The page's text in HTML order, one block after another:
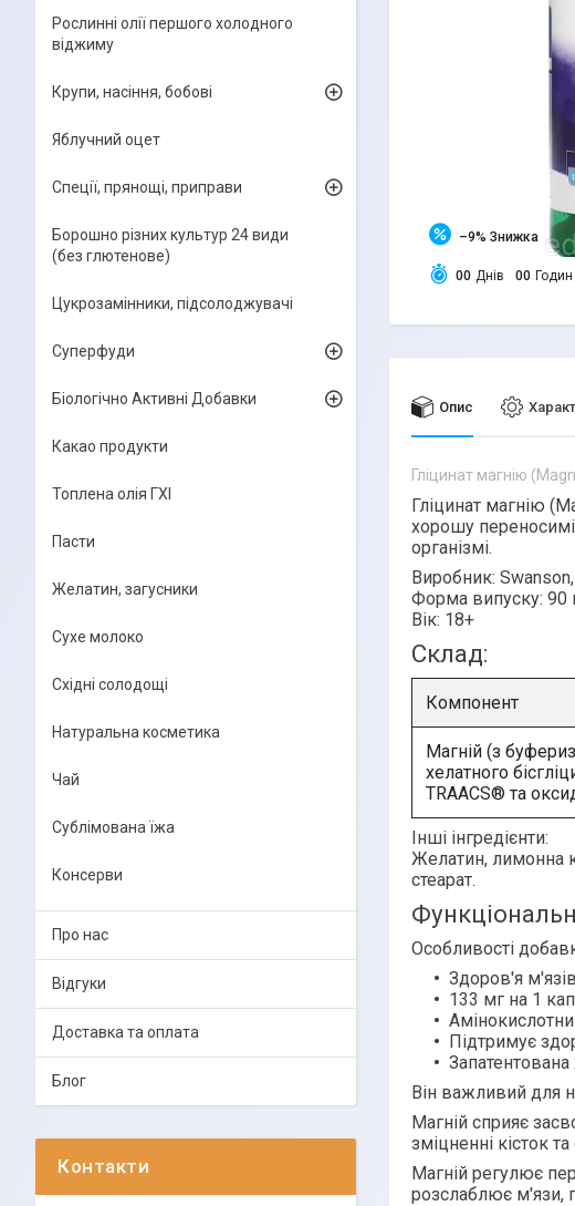
–9%
00 Днів 00 Годин
Опис
Гліцинат магнію
Гліцинат магнію
хорошу
організмі.
Виробник:
Форма випуску: 90
Вік: 18+
Склад:
Компонент
Магній (з
хелатного
TRAACS® та
Інші інгредієнти:
Желатин, лимонна
стеарат.
Особливості
Здоров'я
133 мг на 1
Підтримує
Він важливий для
Магній сприяє
зміцненні кісток
Магній регулює
розслаблює м'язи,
Рослинні олії першого холодного
віджиму
Крупи, насіння, бобові
Яблучний оцет
Спеції, прянощі, приправи
Борошно різних культур 24 види
(без глютенове)
Цукрозамінники, підсолоджувачі
Суперфуди
Біологічно Активні Добавки
Какао продукти
Топлена олія ГХІ
Пасти
Желатин, загусники
Сухе молоко
Східні солодощі
Натуральна косметика
Чай
Сублімована їжа
Консерви
Про нас
Відгуки
Доставка та оплата
Блог